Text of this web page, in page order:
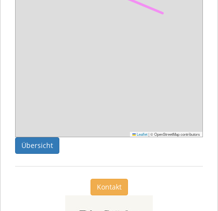
Leaflet|© OpenStreetMap contributors
Übersicht
Kontakt